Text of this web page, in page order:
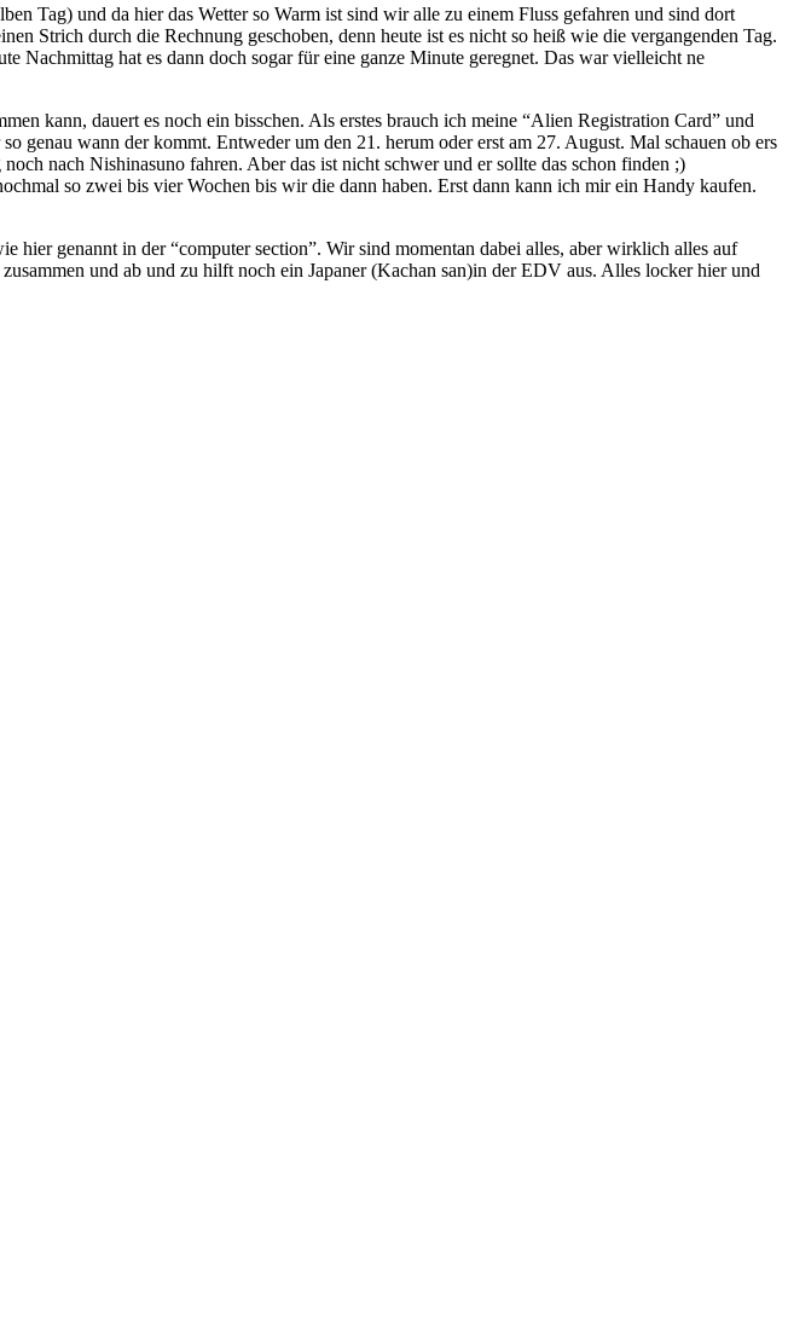
Tag) und da hier das Wetter so Warm ist sind wir alle zu einem Fluss gefahren und sind dort
Strich durch die Rechnung geschoben, denn heute ist es nicht so heiß wie die vergangenden Tag.
Nachmittag hat es dann doch sogar für eine ganze Minute geregnet. Das war vielleicht ne
kann, dauert es noch ein bisschen. Als erstes brauch ich meine “Alien Registration Card” und
genau wann der kommt. Entweder um den 21. herum oder erst am 27. August. Mal schauen ob ers
nach Nishinasuno fahren. Aber das ist nicht schwer und er sollte das schon finden ;)
so zwei bis vier Wochen bis wir die dann haben. Erst dann kann ich mir ein Handy kaufen.
genannt in der “computer section”. Wir sind momentan dabei alles, aber wirklich alles auf
und ab und zu hilft noch ein Japaner (Kachan san)in der EDV aus. Alles locker hier und